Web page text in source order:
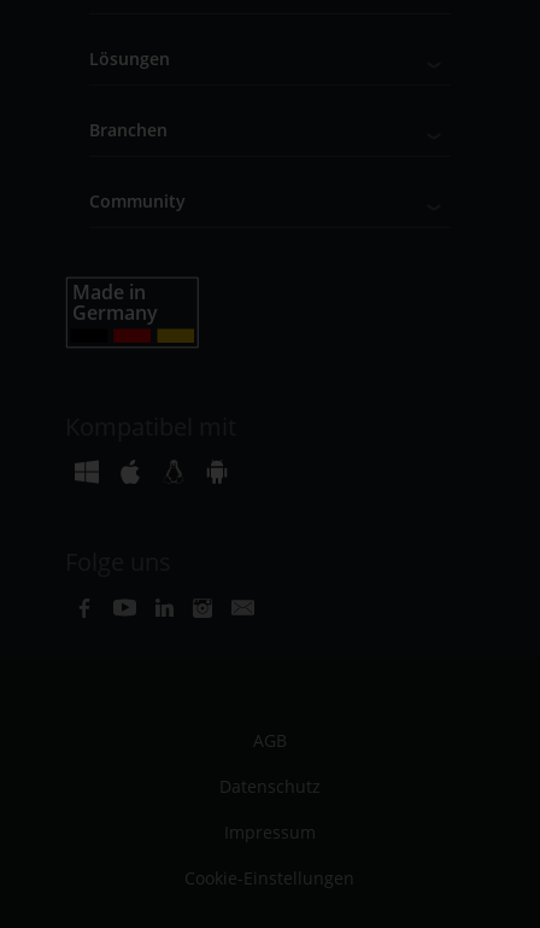
Lösungen
Branchen
Community
AGB
Datenschutz
Impressum
Cookie-Einstellungen